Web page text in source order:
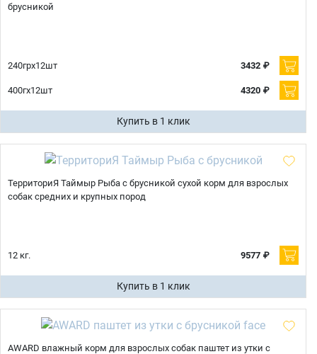
брусникой
240грх12шт 3432 ₽
400гх12шт 4320 ₽
Купить в 1 клик
ТерриториЯ Таймыр Рыба с брусникой сухой корм для взрослых
собак средних и крупных пород
12 кг. 9577 ₽
Купить в 1 клик
AWARD влажный корм для взрослых собак паштет из утки с